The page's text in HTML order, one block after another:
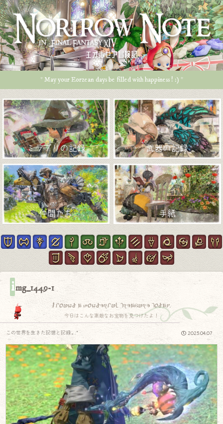
エオルゼア冒険記
* May your Eorzean days be filled with happiness ! :) *
ミラプリの記録 武器の記録
仲間たち 手紙
img_1449-1
I found a wonderful treasure today.
今日はこんな素敵なお宝物を見つけたよ！
2025.04.07
この世界を生きた記憶と記録.｡.:*